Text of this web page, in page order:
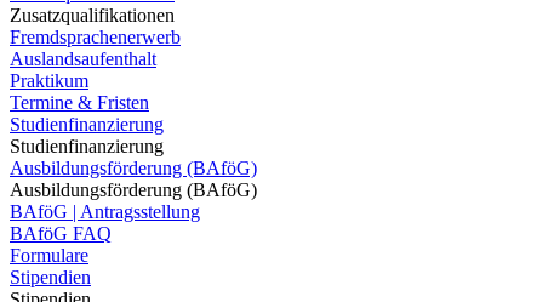
Zusatzqualifikationen
Fremdsprachenerwerb
Auslandsaufenthalt
Praktikum
Termine & Fristen
Studienfinanzierung
Studienfinanzierung
Ausbildungsförderung (BAföG)
Ausbildungsförderung (BAföG)
BAföG | Antragsstellung
BAföG FAQ
Formulare
Stipendien